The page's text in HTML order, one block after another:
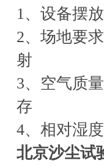
1、设备摆
2、场地要
射
3、空气质
存
4、相对湿
北京沙尘试